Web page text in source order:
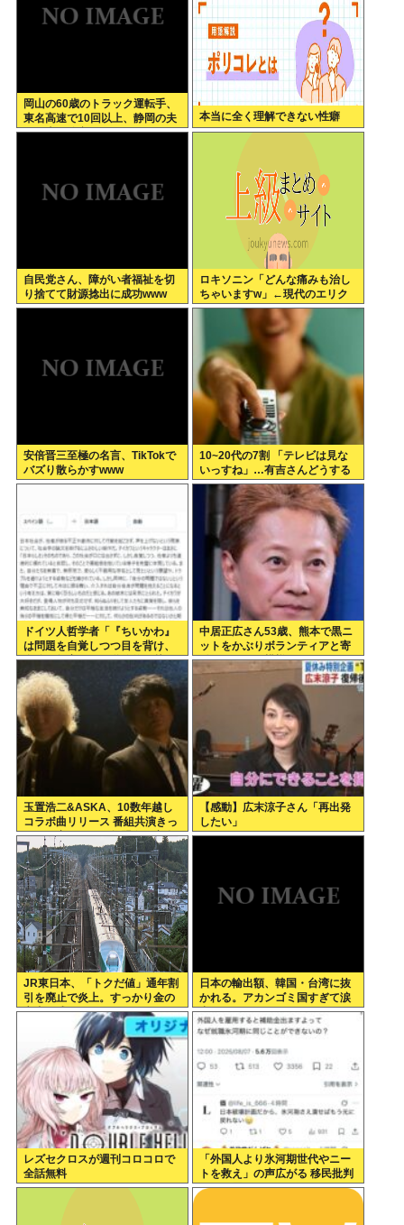
岡山の60歳のトラック運転手、
東名高速で10回以上、静岡の夫
婦の車に追突
本当に全く理解できない性癖
自民党さん、障がい者福祉を切
り捨てて財源捻出に成功www
ロキソニン「どんな痛みも治し
ちゃいますw」←現代のエリク
サーやろ…
安倍晋三至極の名言、TikTokで
バズり散らかすwww
10~20代の7割 「テレビは見な
いっすね」…有吉さんどうする
のこれ
ドイツ人哲学者「『ちいかわ』
は問題を自覚しつつ目を背け、
自分は無害という道徳的優越
感、堕落する国家日本そのもの
だ」
中居正広さん53歳、熊本で黒ニ
ットをかぶりボランティアと寄
付をしている模様
玉置浩二&ASKA、10数年越し
コラボ曲リリース 番組共演きっ
かけで実現…同い年盟友の完全
合作
【感動】広末涼子さん「再出発
したい」
JR東日本、「トクだ値」通年割
引を廃止で炎上。すっかり金の
亡者と成り下がったな
日本の輸出額、韓国・台湾に抜
かれる。アカンゴミ国すぎて涙
出てきた…
レズセクロスが週刊コロコロで
全話無料
「外国人より氷河期世代やニー
トを救え」の声広がる 移民批判
してる層ってもしかして…